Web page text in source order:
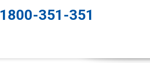
1800-351-351